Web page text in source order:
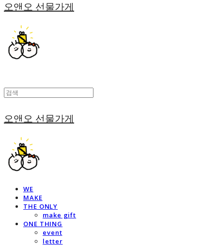
오앤오 선물가게
오앤오 선물가게
WE
MAKE
THE ONLY
make gift
ONE THING
event
letter